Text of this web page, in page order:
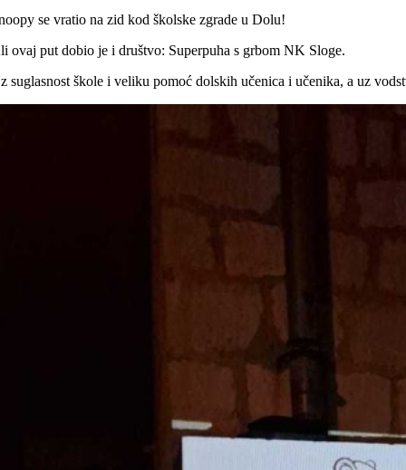
se vratio na zid kod školske zgrade u Dolu!
ovaj put dobio je i društvo: Superpuha s grbom NK Sloge.
suglasnost škole i veliku pomoć dolskih učenica i učenika, a uz